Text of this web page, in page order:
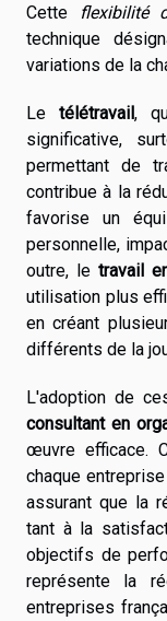
Cette
flexibilité
technique
variations de la
Le télétravail,
significative,
permettant de
contribue à la
favorise un
personnelle,
outre, letravail
utilisation plus
en créant
différents de la
L'adoption de
consultant en
œuvre efficace.
chaque
assurant que la
tant à la
objectifs de
représente la
entreprises